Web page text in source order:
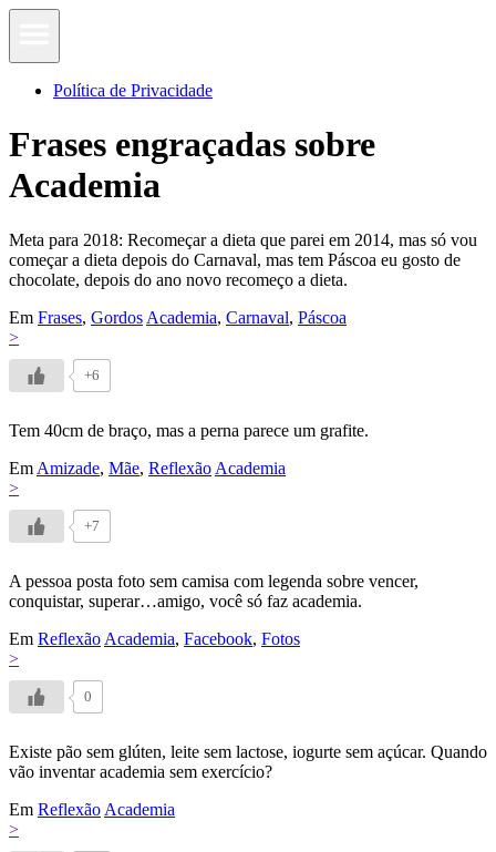
Política de Privacidade
Frases engraçadas sobre
Academia
Meta para 2018: Recomeçar a dieta que parei em 2014, mas só vou
começar a dieta depois do Carnaval, mas tem Páscoa eu gosto de
chocolate, depois do ano novo recomeço a dieta.
Em Frases, Gordos Academia, Carnaval, Páscoa
>
+6
Tem 40cm de braço, mas a perna parece um grafite.
Em Amizade, Mãe, Reflexão Academia
>
+7
A pessoa posta foto sem camisa com legenda sobre vencer,
conquistar, superar…amigo, você só faz academia.
Em Reflexão Academia, Facebook, Fotos
>
0
Existe pão sem glúten, leite sem lactose, iogurte sem açúcar. Quando
vão inventar academia sem exercício?
Em Reflexão Academia
>